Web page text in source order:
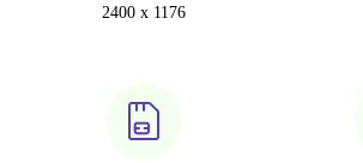
2400 x 1176